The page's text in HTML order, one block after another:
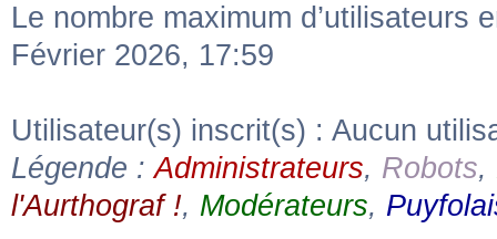
Le nombre maximum
Février 2026, 17:59
Utilisateur(s) inscrit(s) : Aucun
Légende :Administrateurs, Robots,
l'Aurthograf !, Modérateurs,